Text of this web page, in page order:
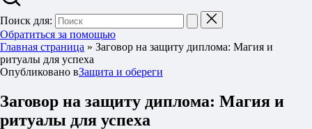
Поиск для:
Обратиться за помощью
Главная страница » Заговор на защиту диплома: Магия и
ритуалы для успеха
Опубликовано вЗащита и обереги
Заговор на защиту диплома: Магия и
ритуалы для успеха